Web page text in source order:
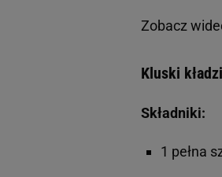
Zobacz
Kluski
Składniki:
1 pełna